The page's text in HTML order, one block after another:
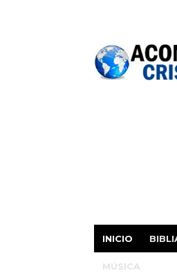
INICIO
MÚSICA